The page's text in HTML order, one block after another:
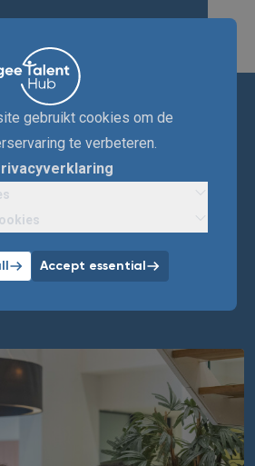
gebruikt cookies om de
te verbeteren.
Accept essential
aan een vitale
900 professionals, vanuit
cultuur. De
Refugee Talent Hub biedt
om onze organisatie te
talenten en diverse